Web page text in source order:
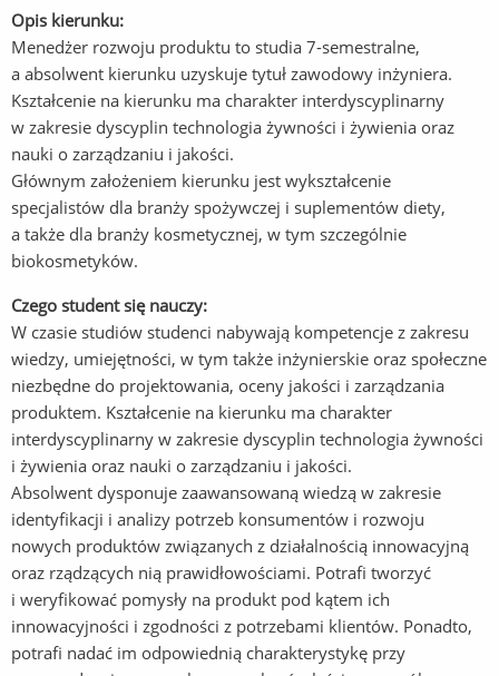
Opis kierunku:
Menedżer rozwoju produktu to studia 7-semestralne,
a absolwent kierunku uzyskuje tytuł zawodowy inżyniera.
Kształcenie na kierunku ma charakter interdyscyplinarny
w zakresie dyscyplin technologia żywności i żywienia oraz
nauki o zarządzaniu i jakości.
Głównym założeniem kierunku jest wykształcenie
specjalistów dla branży spożywczej i suplementów diety,
a także dla branży kosmetycznej, w tym szczególnie
biokosmetyków.
Czego student się nauczy:
W czasie studiów studenci nabywają kompetencje z zakresu
wiedzy, umiejętności, w tym także inżynierskie oraz społeczne
niezbędne do projektowania, oceny jakości i zarządzania
produktem. Kształcenie na kierunku ma charakter
interdyscyplinarny w zakresie dyscyplin technologia żywności
i żywienia oraz nauki o zarządzaniu i jakości.
Absolwent dysponuje zaawansowaną wiedzą w zakresie
identyfikacji i analizy potrzeb konsumentów i rozwoju
nowych produktów związanych z działalnością innowacyjną
oraz rządzących nią prawidłowościami. Potrafi tworzyć
i weryfikować pomysły na produkt pod kątem ich
innowacyjności i zgodności z potrzebami klientów. Ponadto,
potrafi nadać im odpowiednią charakterystykę przy